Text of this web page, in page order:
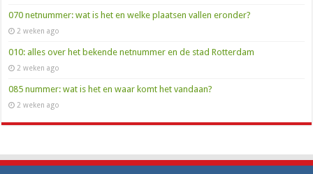
070 netnummer: wat is het en welke plaatsen vallen eronder?
2 weken ago
010: alles over het bekende netnummer en de stad Rotterdam
2 weken ago
085 nummer: wat is het en waar komt het vandaan?
2 weken ago